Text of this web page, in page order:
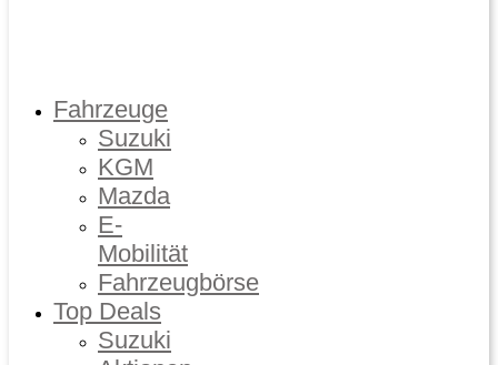
Fahrzeuge
Suzuki
KGM
Mazda
E-
Mobilität
Fahrzeugbörse
Top Deals
Suzuki